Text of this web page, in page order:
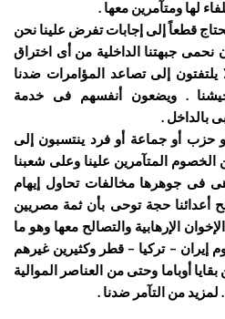
لها ومتآمرين معها .
قطعاً إلى إجابات تفرض علينا نحن
جبهتنا الداخلية من أى اختراق
يلتفتون إلى تصاعد المؤامرات ضدنا
. ويضعون أنفسهم فى خدمة
بالداخل .
حزب أو جماعة أو فرد ينتسبون إلى
المتآمرين علينا وعلى شعبنا
فى جوهرها مخالفات تحاول إيهام
أعدائنا حجة توحى بأن ثمة مصريين
الإرهابية والتصالح معها وهو ما
إيران – تركيا – قطر وكثيرين غيرهم
أوباما وحتى من العناصر الموالية
لمزيد من التآمر ضدنا .